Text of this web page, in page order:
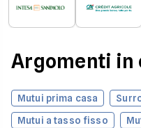
Argomenti in
Mutui prima casa
Mutui a tasso fisso